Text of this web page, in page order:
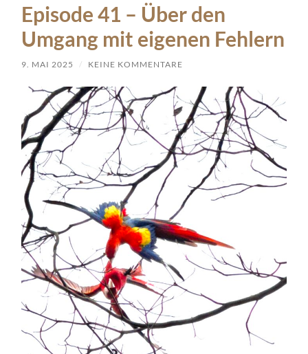
Episode 41 – Über den
Umgang mit eigenen Fehlern
9. MAI 2025 / KEINE KOMMENTARE